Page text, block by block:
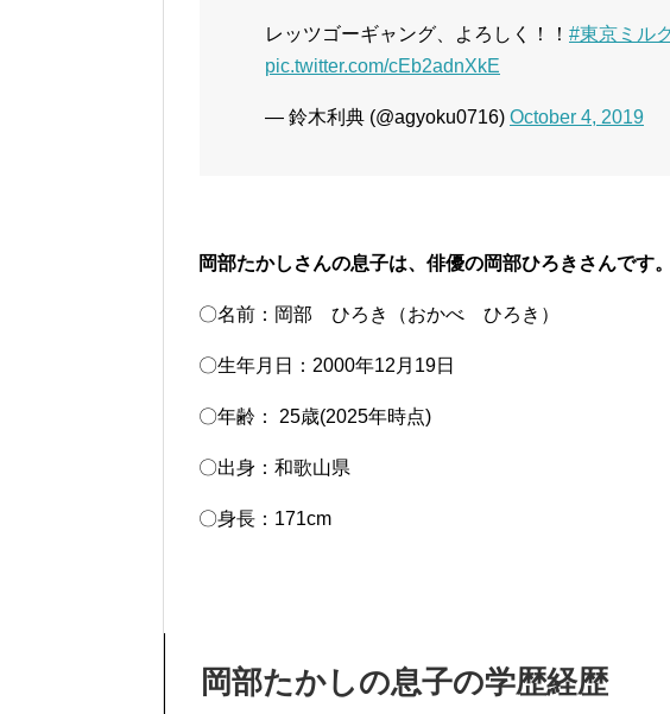
レッツゴーギャング、よろしく！！ #東京ミル
pic.twitter.com/cEb2adnXkE
— 鈴木利典 (@agyoku0716) October 4, 2019
岡部たかしさんの息子は、俳優の岡部ひろきさんです
〇名前：岡部 ひろき（おかべ ひろき）
〇生年月日：2000年12月19日
〇年齢： 25歳(2025年時点)
〇出身：和歌山県
〇身長：171cm
岡部たかしの息子の学歴経歴